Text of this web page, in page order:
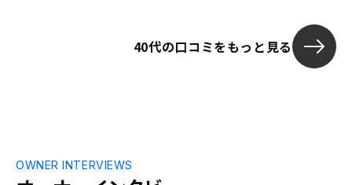
い。 売却時
明確に教えて
す。
40代の口コミをもっと見る
OWNER INTERVIEWS